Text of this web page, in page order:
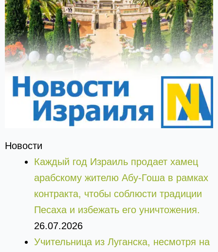
Новости
Каждый год Израиль продает хамец
арабскому жителю Абу-Гоша в рамках
контракта, чтобы соблюсти традиции
Песаха и избежать его уничтожения.
26.07.2026
Учительница из Луганска, несмотря на